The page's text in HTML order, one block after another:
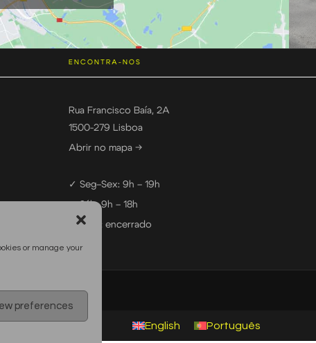
or manage your
preferences
ENCONTRA-NOS
Rua Francisco Baía, 2A
1500-279 Lisboa
Abrir no mapa →
✓ Seg–Sex: 9h – 19h
✓ Sáb: 9h – 18h
— Dom: encerrado
English Português